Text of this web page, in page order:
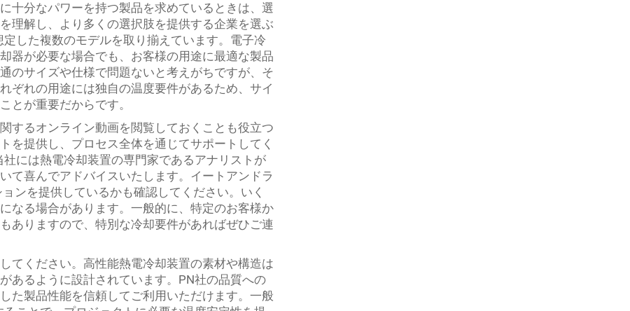
十分なパワーを持つ製品を求めているときは、選
理解し、より多くの選択肢を提供する企業を選ぶ
した複数のモデルを取り揃えています。電子冷
器が必要な場合でも、お客様の用途に最適な製品
のサイズや仕様で問題ないと考えがちですが、そ
ぞれの用途には独自の温度要件があるため、サイ
とが重要だからです。
するオンライン動画を閲覧しておくことも役立つ
を提供し、プロセス全体を通じてサポートしてく
には熱電冷却装置の専門家であるアナリストが
て喜んでアドバイスいたします。イートアンドラ
ンを提供しているかも確認してください。いく
なる場合があります。一般的に、特定のお客様か
ありますので、特別な冷却要件があればぜひご連
てください。高性能熱電冷却装置の素材や構造は
あるように設計されています。PN社の品質への
た製品性能を信頼してご利用いただけます。一般